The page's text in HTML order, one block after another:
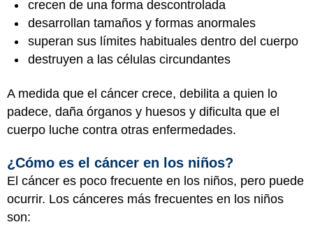
crecen de una forma descontrolada
desarrollan tamaños y formas anormales
superan sus límites habituales dentro del cuerpo
destruyen a las células circundantes
A medida que el cáncer crece, debilita a quien lo
padece, daña órganos y huesos y dificulta que el
cuerpo luche contra otras enfermedades.
¿Cómo es el cáncer en los niños?
El cáncer es poco frecuente en los niños, pero puede
ocurrir. Los cánceres más frecuentes en los niños
son: